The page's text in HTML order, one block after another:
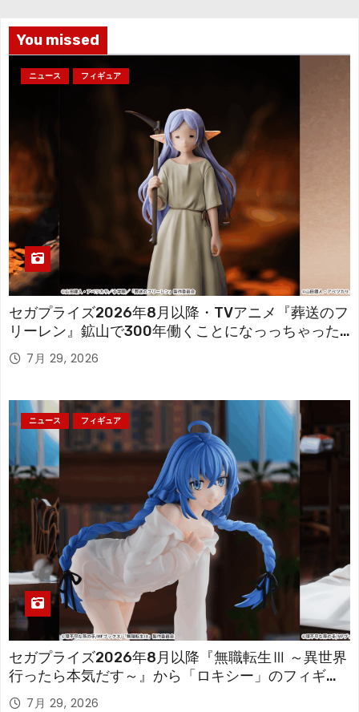
You missed
ニュース フィギュア
セガプライズ2026年8月以降・TVアニメ『葬送のフ
リーレン』鉱山で300年働くことになっっちゃった
「フリーレン」を立体化！
7月 29, 2026
ニュース フィギュア
セガプライズ2026年8月以降『無職転生Ⅲ ～異世界
行ったら本気だす～』から「ロキシー」のフィギュ
アが登場！
7月 29, 2026